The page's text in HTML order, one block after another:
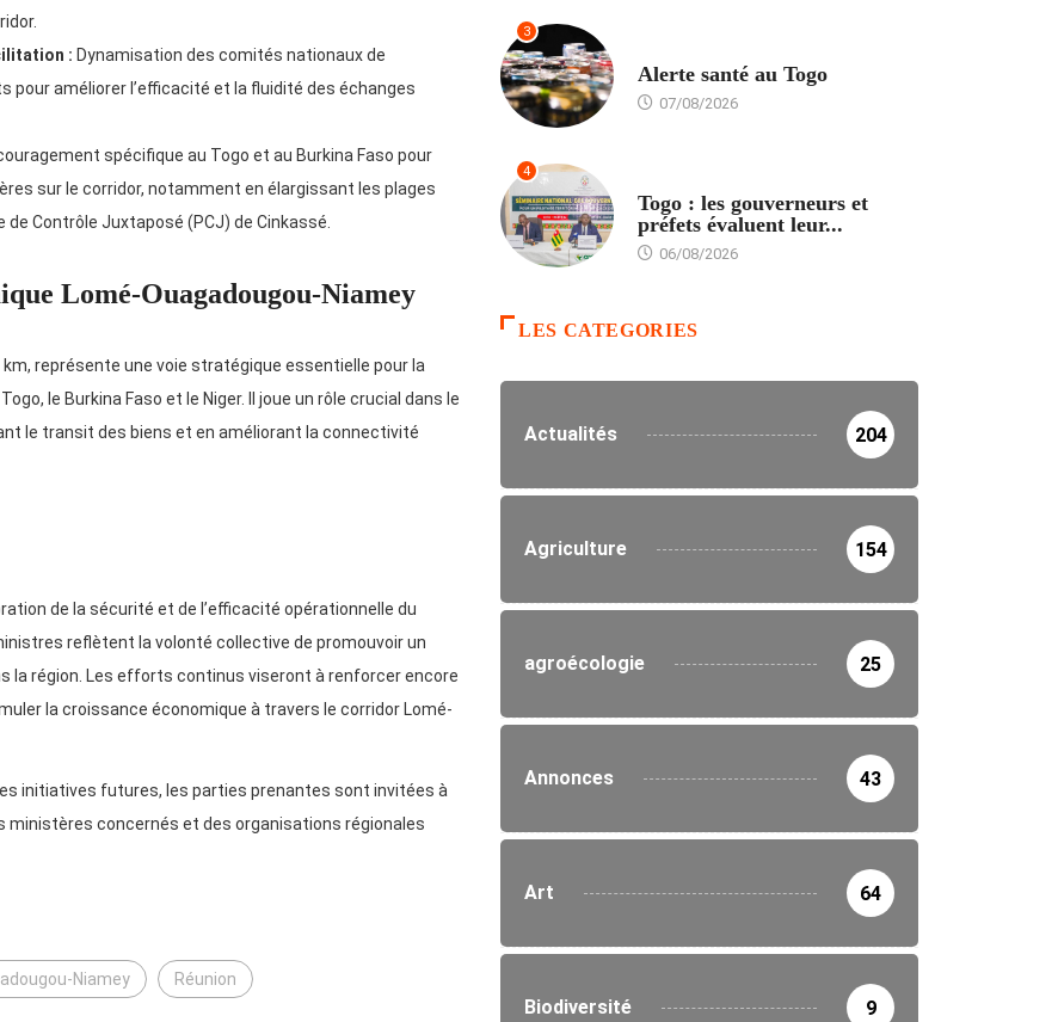
: Dynamisation des comités nationaux de
améliorer l’efficacité et la fluidité des échanges
spécifique au Togo et au Burkina Faso pour
sur le corridor, notamment en élargissant les plages
Contrôle Juxtaposé (PCJ) de Cinkassé.
Lomé-Ouagadougou-Niamey
représente une voie stratégique essentielle pour la
le Burkina Faso et le Niger. Il joue un rôle crucial dans le
le transit des biens et en améliorant la connectivité
de la sécurité et de l’efficacité opérationnelle du
reflètent la volonté collective de promouvoir un
la région. Les efforts continus viseront à renforcer encore
la croissance économique à travers le corridor Lomé-
initiatives futures, les parties prenantes sont invitées à
ministères concernés et des organisations régionales
Niamey Réunion
3
Alerte santé au Togo
07/08/2026
4
Togo : les gouverneurs et
préfets évaluent leur...
06/08/2026
LES CATEGORIES
Actualités 204
Agriculture 154
agroécologie 25
Annonces 43
Art 64
Biodiversité 9